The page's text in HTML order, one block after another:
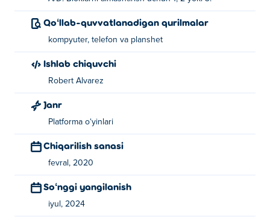
Qoʻllab-quvvatlanadigan qurilmalar
kompyuter, telefon va planshet
Ishlab chiquvchi
Robert Alvarez
Janr
Platforma oʻyinlari
Chiqarilish sanasi
fevral, 2020
Soʻnggi yangilanish
iyul, 2024